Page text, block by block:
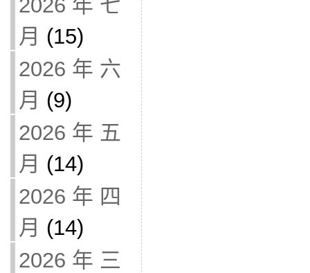
2026 年 七
月 (15)
2026 年 六
月 (9)
2026 年 五
月 (14)
2026 年 四
月 (14)
2026 年 三